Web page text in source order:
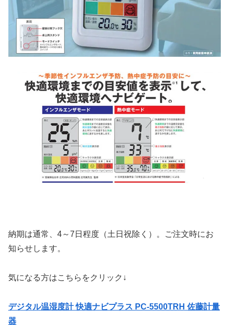
納期は通常、4～7日程度（土日祝除く）。ご注文時にお
知らせします。
気になる方はこちらをクリック↓
デジタル温湿度計 快適ナビプラス PC-5500TRH 佐藤計量
器